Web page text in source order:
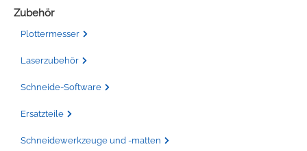
Zubehör
Plottermesser
Laserzubehör
Schneide-Software
Ersatzteile
Schneidewerkzeuge und -matten